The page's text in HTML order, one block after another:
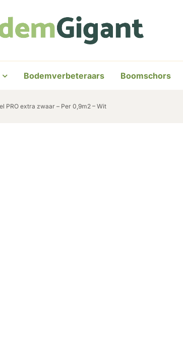
Bodemverbeteraars Boomschors
PRO extra zwaar – Per 0,9m2 – Wit